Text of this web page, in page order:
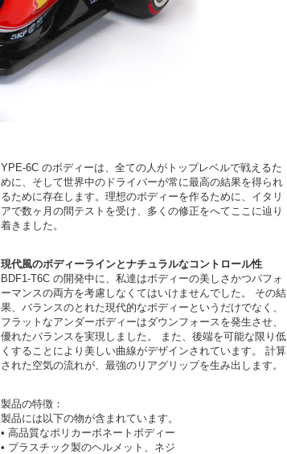
YPE-6C のボディーは、全ての人がトップレベルで戦えるた
めに、そして世界中のドライバーが常に最高の結果を得られ
るために存在します。理想のボディーを作るために、イタリ
アで数ヶ月の間テストを受け、多くの修正をへてここに辿り
着きました。
現代風のボディーラインとナチュラルなコントロール性
BDF1-T6C の開発中に、私達はボディーの美しさかつパフォ
ーマンスの両方を考慮しなくてはいけませんでした。 その結
果、バランスのとれた現代的なボディーというだけでなく、
フラットなアンダーボディーはダウンフォースを発生させ、
優れたバランスを実現しました。 また、後端を可能な限り低
くすることにより美しい曲線がデザインされています。 計算
された空気の流れが、最強のリアグリップを生み出します。
製品の特徴：
製品には以下の物が含まれています。
• 高品質なポリカーボネートボディー
• プラスチック製のヘルメット、ネジ